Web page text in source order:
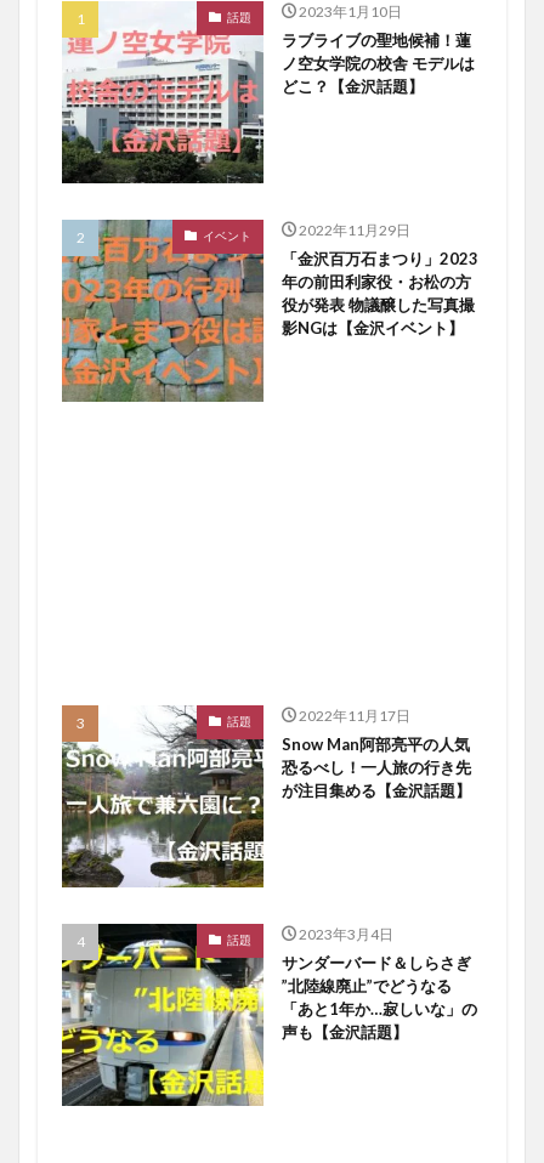
話題 2023年1月10日
ラブライブの聖地候補！蓮
ノ空女学院の校舎 モデルは
どこ？【金沢話題】
イベント 2022年11月29日
「金沢百万石まつり」2023
年の前田利家役・お松の方
役が発表 物議醸した写真撮
影NGは【金沢イベント】
話題 2022年11月17日
Snow Man阿部亮平の人気
恐るべし！一人旅の行き先
が注目集める【金沢話題】
話題 2023年3月4日
サンダーバード＆しらさぎ
”北陸線廃止”でどうなる
「あと1年か…寂しいな」の
声も【金沢話題】